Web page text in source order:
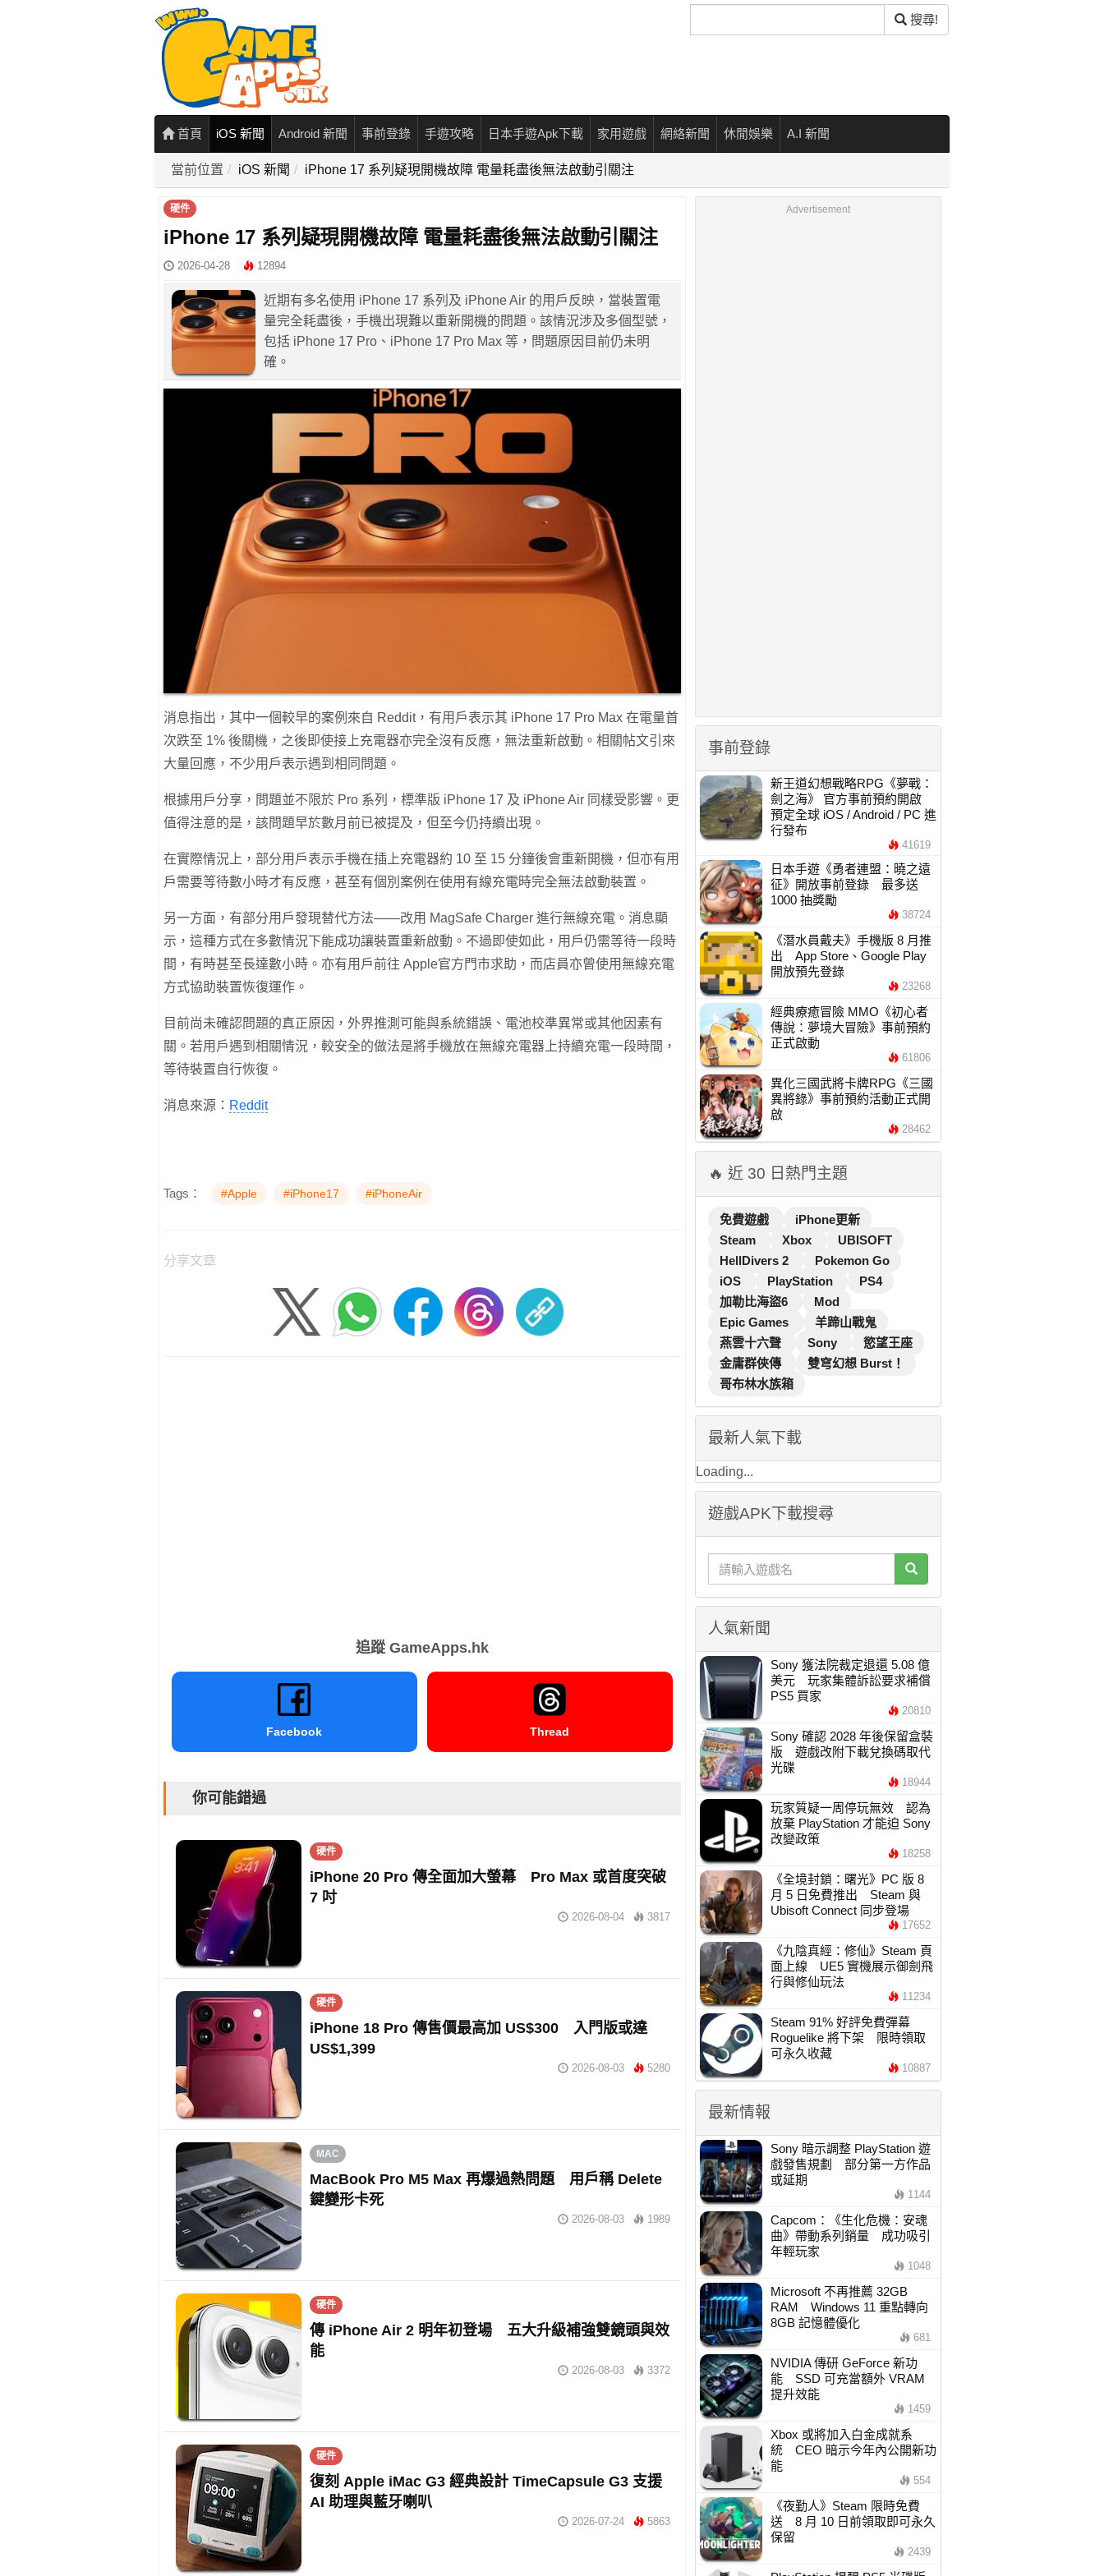
尋
搜尋!
首頁 iOS 新聞 Android 新聞 事前登錄 手遊攻略 日本手遊Apk下載 家用遊戲 網絡新聞 休閒娛樂 A.I 新聞
當前位置 iOS 新聞 iPhone 17 系列疑現開機故障 電量耗盡後無法啟動引關注
硬件
iPhone 17 系列疑現開機故障 電量耗盡後無法啟動引關注
2026-04-28 12894
近期有多名使用 iPhone 17 系列及 iPhone Air 的用戶反映，當裝置電
量完全耗盡後，手機出現難以重新開機的問題。該情況涉及多個型號，
包括 iPhone 17 Pro、iPhone 17 Pro Max 等，問題原因目前仍未明
確。
消息指出，其中一個較早的案例來自 Reddit，有用戶表示其 iPhone 17 Pro Max 在電量首
次跌至 1% 後關機，之後即使接上充電器亦完全沒有反應，無法重新啟動。相關帖文引來
大量回應，不少用戶表示遇到相同問題。
根據用戶分享，問題並不限於 Pro 系列，標準版 iPhone 17 及 iPhone Air 同樣受影響。更
值得注意的是，該問題早於數月前已被提及，但至今仍持續出現。
在實際情況上，部分用戶表示手機在插上充電器約 10 至 15 分鐘後會重新開機，但亦有用
戶需要等待數小時才有反應，甚至有個別案例在使用有線充電時完全無法啟動裝置。
另一方面，有部分用戶發現替代方法——改用 MagSafe Charger 進行無線充電。消息顯
示，這種方式在多數情況下能成功讓裝置重新啟動。不過即使如此，用戶仍需等待一段時
間，有時甚至長達數小時。亦有用戶前往 Apple官方門市求助，而店員亦曾使用無線充電
方式協助裝置恢復運作。
目前尚未確認問題的真正原因，外界推測可能與系統錯誤、電池校準異常或其他因素有
關。若用戶遇到相關情況，較安全的做法是將手機放在無線充電器上持續充電一段時間，
等待裝置自行恢復。
消息來源： Reddit
Tags： #Apple #iPhone17 #iPhoneAir
分享文章
追蹤 GameApps.hk
Facebook Thread
你可能錯過
硬件
iPhone 20 Pro 傳全面加大螢幕 Pro Max 或首度突破
7 吋
2026-08-04 3817
硬件
iPhone 18 Pro 傳售價最高加 US$300 入門版或達
US$1,399
2026-08-03 5280
MAC
MacBook Pro M5 Max 再爆過熱問題 用戶稱 Delete
鍵變形卡死
2026-08-03 1989
硬件
傳 iPhone Air 2 明年初登場 五大升級補強雙鏡頭與效
能
2026-08-03 3372
硬件
復刻 Apple iMac G3 經典設計 TimeCapsule G3 支援
AI 助理與藍牙喇叭
2026-07-24 5863
Advertisement
事前登錄
新王道幻想戰略RPG《夢戰：
劍之海》 官方事前預約開啟
預定全球 iOS / Android / PC 進
行發布
41619
日本手遊《勇者連盟：曉之遠
征》開放事前登錄 最多送
1000 抽獎勵
38724
《潛水員戴夫》手機版 8 月推
出 App Store、Google Play
開放預先登錄
23268
經典療癒冒險 MMO《初心者
傳說：夢境大冒險》事前預約
正式啟動
61806
異化三國武將卡牌RPG《三國
異將錄》事前預約活動正式開
啟
28462
🔥 近 30 日熱門主題
免費遊戲
iPhone更新
Steam
Xbox
UBISOFT
HellDivers 2
Pokemon Go
iOS
PlayStation
PS4
加勒比海盜6
Mod
Epic Games
羊蹄山戰鬼
燕雲十六聲
Sony
慾望王座
金庸群俠傳
雙穹幻想 Burst！
哥布林水族箱
最新人氣下載
Loading...
遊戲APK下載搜尋
人氣新聞
Sony 獲法院裁定退還 5.08 億
美元 玩家集體訴訟要求補償
PS5 買家
20810
Sony 確認 2028 年後保留盒裝
版 遊戲改附下載兌換碼取代
光碟
18944
玩家質疑一周停玩無效 認為
放棄 PlayStation 才能迫 Sony
改變政策
18258
《全境封鎖：曙光》PC 版 8
月 5 日免費推出 Steam 與
Ubisoft Connect 同步登場
17652
《九陰真經：修仙》Steam 頁
面上線 UE5 實機展示御劍飛
行與修仙玩法
11234
Steam 91% 好評免費彈幕
Roguelike 將下架 限時領取
可永久收藏
10887
最新情報
Sony 暗示調整 PlayStation 遊
戲發售規劃 部分第一方作品
或延期
1144
Capcom：《生化危機：安魂
曲》帶動系列銷量 成功吸引
年輕玩家
1048
Microsoft 不再推薦 32GB
RAM Windows 11 重點轉向
8GB 記憶體優化
681
NVIDIA 傳研 GeForce 新功
能 SSD 可充當額外 VRAM
提升效能
1459
Xbox 或將加入白金成就系
統 CEO 暗示今年內公開新功
能
554
《夜勤人》Steam 限時免費
送 8 月 10 日前領取即可永久
保留
2439